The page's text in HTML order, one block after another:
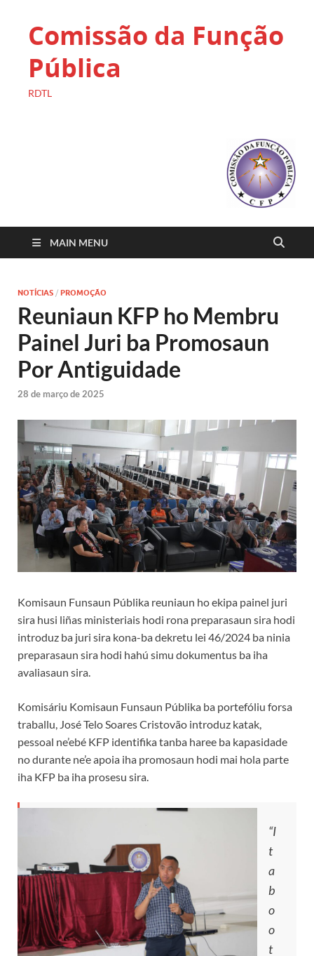
Comissão da Função
Pública
RDTL
MAIN MENU
NOTÍCIAS / PROMOÇÃO
Reuniaun KFP ho Membru
Painel Juri ba Promosaun
Por Antiguidade
28 de março de 2025
Komisaun Funsaun Públika reuniaun ho ekipa painel juri
sira husi liñas ministeriais hodi rona preparasaun sira hodi
introduz ba juri sira kona-ba dekretu lei 46/2024 ba ninia
preparasaun sira hodi hahú simu dokumentus ba iha
avaliasaun sira.
Komisáriu Komisaun Funsaun Públika ba portefóliu forsa
traballu, José Telo Soares Cristovão introduz katak,
pessoal ne’ebé KFP identifika tanba haree ba kapasidade
no durante ne’e apoia iha promosaun hodi mai hola parte
iha KFP ba iha prosesu sira.
“I
t
a
b
o
o
t